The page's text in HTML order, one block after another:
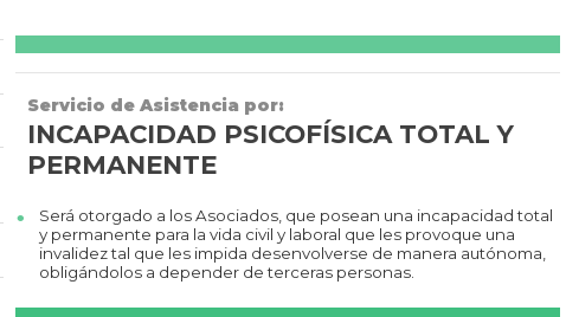
Servicio de Asistencia por:
INCAPACIDAD PSICOFÍSICA TOTAL Y
PERMANENTE
•
Será otorgado a los Asociados, que posean una incapacidad total
y permanente para la vida civil y laboral que les provoque una
invalidez tal que les impida desenvolverse de manera autónoma,
obligándolos a depender de terceras personas.